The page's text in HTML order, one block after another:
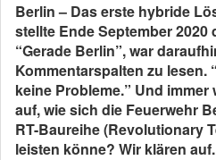
Berlin – Das erste hybride
stellte Ende September
“Gerade Berlin”, war
Kommentarspalten zu lesen.
keine Probleme.” Und
auf, wie sich die Feuerwehr
RT-Baureihe (Revolutionary
leisten könne? Wir klären auf.